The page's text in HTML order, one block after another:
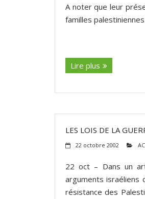
A noter que leur
familles
Lire plus
LES LOIS DE LA
22 octobre 2002
22 oct – Dans un
arguments israéliens
résistance des